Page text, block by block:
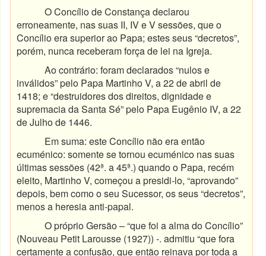
O Concílio de Constança declarou
erroneamente, nas suas II, IV e V sessões, que o
Concílio era superior ao Papa; estes seus “decretos”,
porém, nunca receberam força de lei na Igreja.
Ao contrário: foram declarados “nulos e
inválidos” pelo Papa Martinho V, a 22 de abril de
1418; e “destruidores dos direitos, dignidade e
supremacia da Santa Sé” pelo Papa Eugênio IV, a 22
de Julho de 1446.
Em suma: este Concílio não era então
ecuménico: somente se tornou ecuménico nas suas
últimas sessões (42ª. a 45ª.) quando o Papa, recém
eleito, Martinho V, começou a presidi-lo, “aprovando”
depois, bem como o seu Sucessor, os seus “decretos”,
menos a heresia anti-papal.
O próprio Gersão – “que foi a alma do Concílio”
(Nouveau Petit Larousse (1927)) -. admitiu “que fora
certamente a confusão, que então reinava por toda a